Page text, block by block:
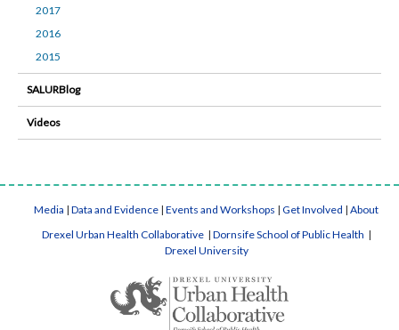
2017
2016
2015
SALURBlog
Videos
Media | Data and Evidence | Events and Workshops | Get Involved | About
Drexel Urban Health Collaborative | Dornsife School of Public Health |
Drexel University